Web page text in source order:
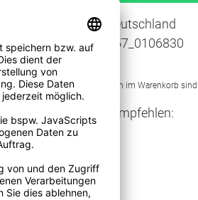
nur nach:
Deutschland
700257_0106830
Microsoft
von Neuberechnungen im Warenkorb
Produkt weiterempfehlen: